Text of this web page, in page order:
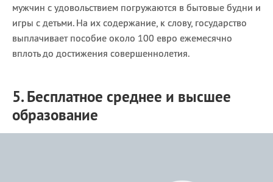
мужчин с удовольствием погружаются в бытовые будни и
игры с детьми. На их содержание, к слову, государство
выплачивает пособие около 100 евро ежемесячно
вплоть до достижения совершеннолетия.
5. Бесплатное среднее и высшее
образование